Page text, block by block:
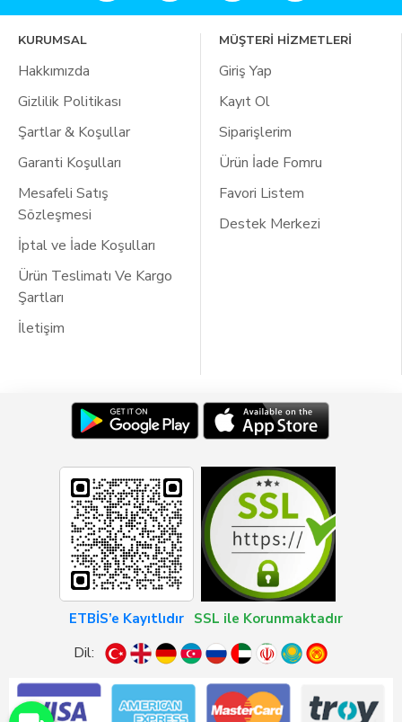
KURUMSAL
Hakkımızda
Gizlilik Politikası
Şartlar & Koşullar
Garanti Koşulları
Mesafeli Satış
Sözleşmesi
İptal ve İade Koşulları
Ürün Teslimatı Ve Kargo
Şartları
İletişim
MÜŞTERİ HİZMETLERİ
Giriş Yap
Kayıt Ol
Siparişlerim
Ürün İade Fomru
Favori Listem
Destek Merkezi
ETBİS’e Kayıtlıdır SSL ile Korunmaktadır
Dil: